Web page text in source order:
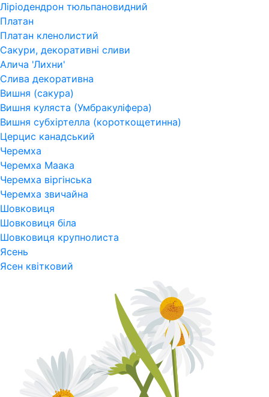
Ліріодендрон тюльпановидний
Платан
Платан кленолистий
Сакури, декоративні сливи
Алича 'Лихни'
Слива декоративна
Вишня (сакура)
Вишня куляста (Умбракуліфера)
Вишня субхіртелла (короткощетинна)
Церцис канадський
Черемха
Черемха Маака
Черемха віргінська
Черемха звичайна
Шовковиця
Шовковиця біла
Шовковиця крупнолиста
Ясень
Ясен квітковий